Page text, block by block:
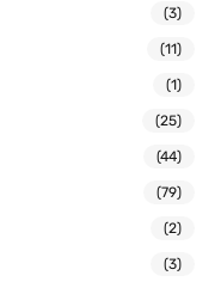
(3)
(11)
(1)
(25)
(44)
(79)
(2)
(3)